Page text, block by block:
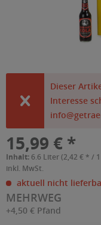
Dieser
Interesse
15,99 € *
Inhalt:6.6 Liter (2,42 € * /
inkl. MwSt.
aktuell nicht
MEHRWEG
+4,50 € Pfand